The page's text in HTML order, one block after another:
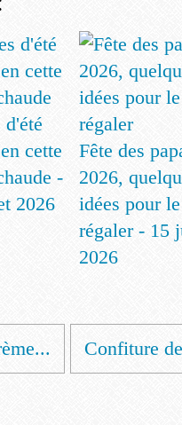
d'été
cette
-
2026
Fête des
2026,
idées pour le
régaler - 15
2026
Confiture